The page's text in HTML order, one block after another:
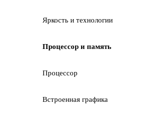
Яркость и технологии
Процессор и память
Процессор
Встроенная графика